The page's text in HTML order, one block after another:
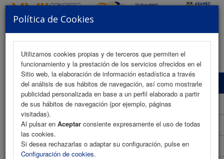
Política de Cookies
Utilizamos cookies propias y de terceros que permiten el
funcionamiento y la prestación de los servicios ofrecidos en el
Sitio web, la elaboración de información estadística a través
del análisis de sus hábitos de navegación, así como mostrarle
publicidad personalizada en base a un perfil elaborado a partir
de sus hábitos de navegación (por ejemplo, páginas
visitadas).
Al pulsar en Aceptar consiente expresamente el uso de todas
las cookies.
Si desea rechazarlas o adaptar su configuración, pulse en
Configuración de cookies.
MENU
Programa Científico
Programa Científico (PDF)
Cronograma Programa Científico
Normativa comunicaciones